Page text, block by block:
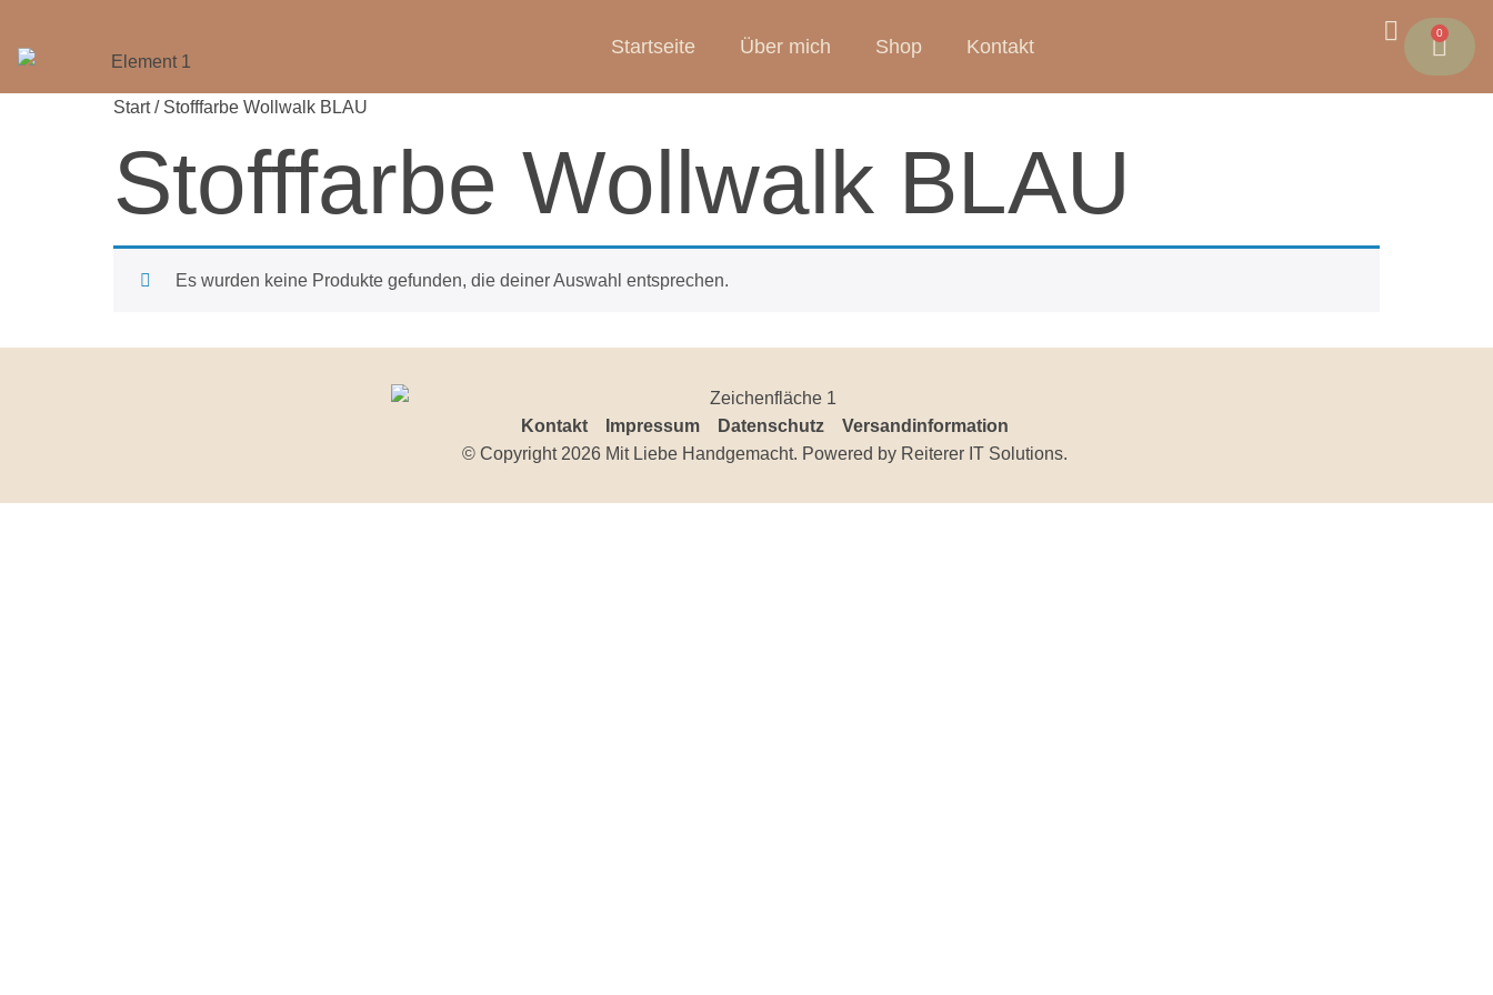
Startseite Über mich Shop Kontakt
0
Start/ Stofffarbe Wollwalk BLAU
Stofffarbe Wollwalk BLAU
Es wurden keine Produkte gefunden, die deiner Auswahl entsprechen.
Kontakt Impressum Datenschutz
Versandinformation
© Copyright 2026 Mit Liebe Handgemacht. Powered by Reiterer IT Solutions.